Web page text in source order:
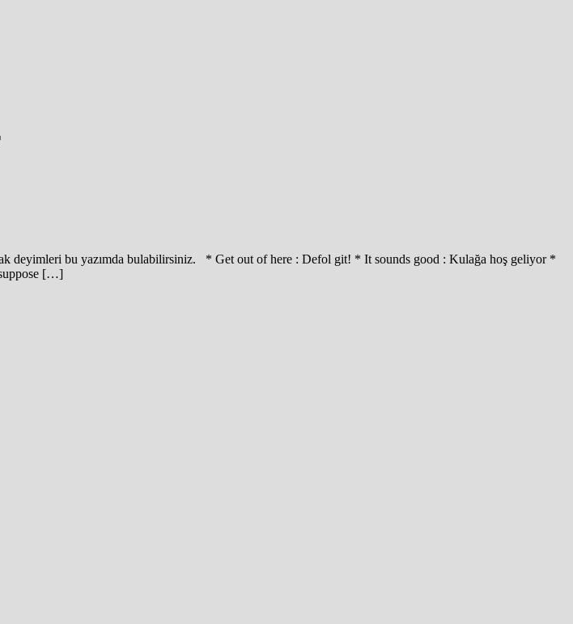
deyimleri bu yazımda bulabilirsiniz. * Get out of here : Defol git! * It sounds good : Kulağa hoş geliyor *
[…]